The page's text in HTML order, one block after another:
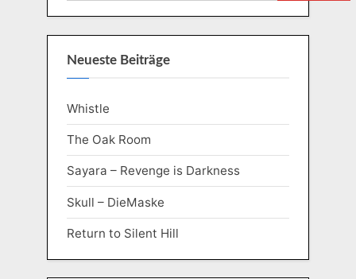
Neueste Beiträge
Whistle
The Oak Room
Sayara – Revenge is Darkness
Skull – DieMaske
Return to Silent Hill